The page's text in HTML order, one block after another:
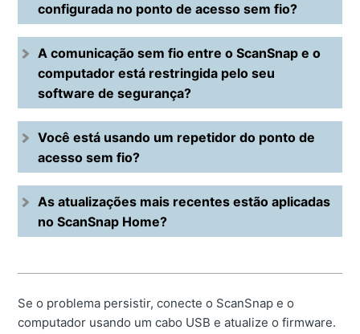
configurada no ponto de acesso sem fio?
A comunicação sem fio entre o ScanSnap e o
computador está restringida pelo seu
software de segurança?
Você está usando um repetidor do ponto de
acesso sem fio?
As atualizações mais recentes estão aplicadas
no ScanSnap Home?
Se o problema persistir, conecte o ScanSnap e o
computador usando um cabo USB e atualize o firmware.